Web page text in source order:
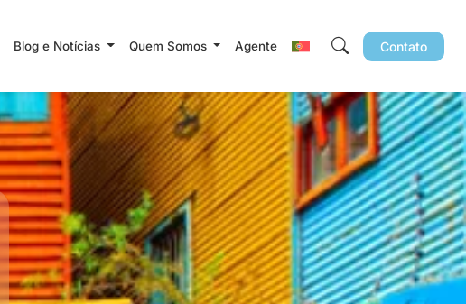
Blog e Notícias Quem Somos Agente Contato